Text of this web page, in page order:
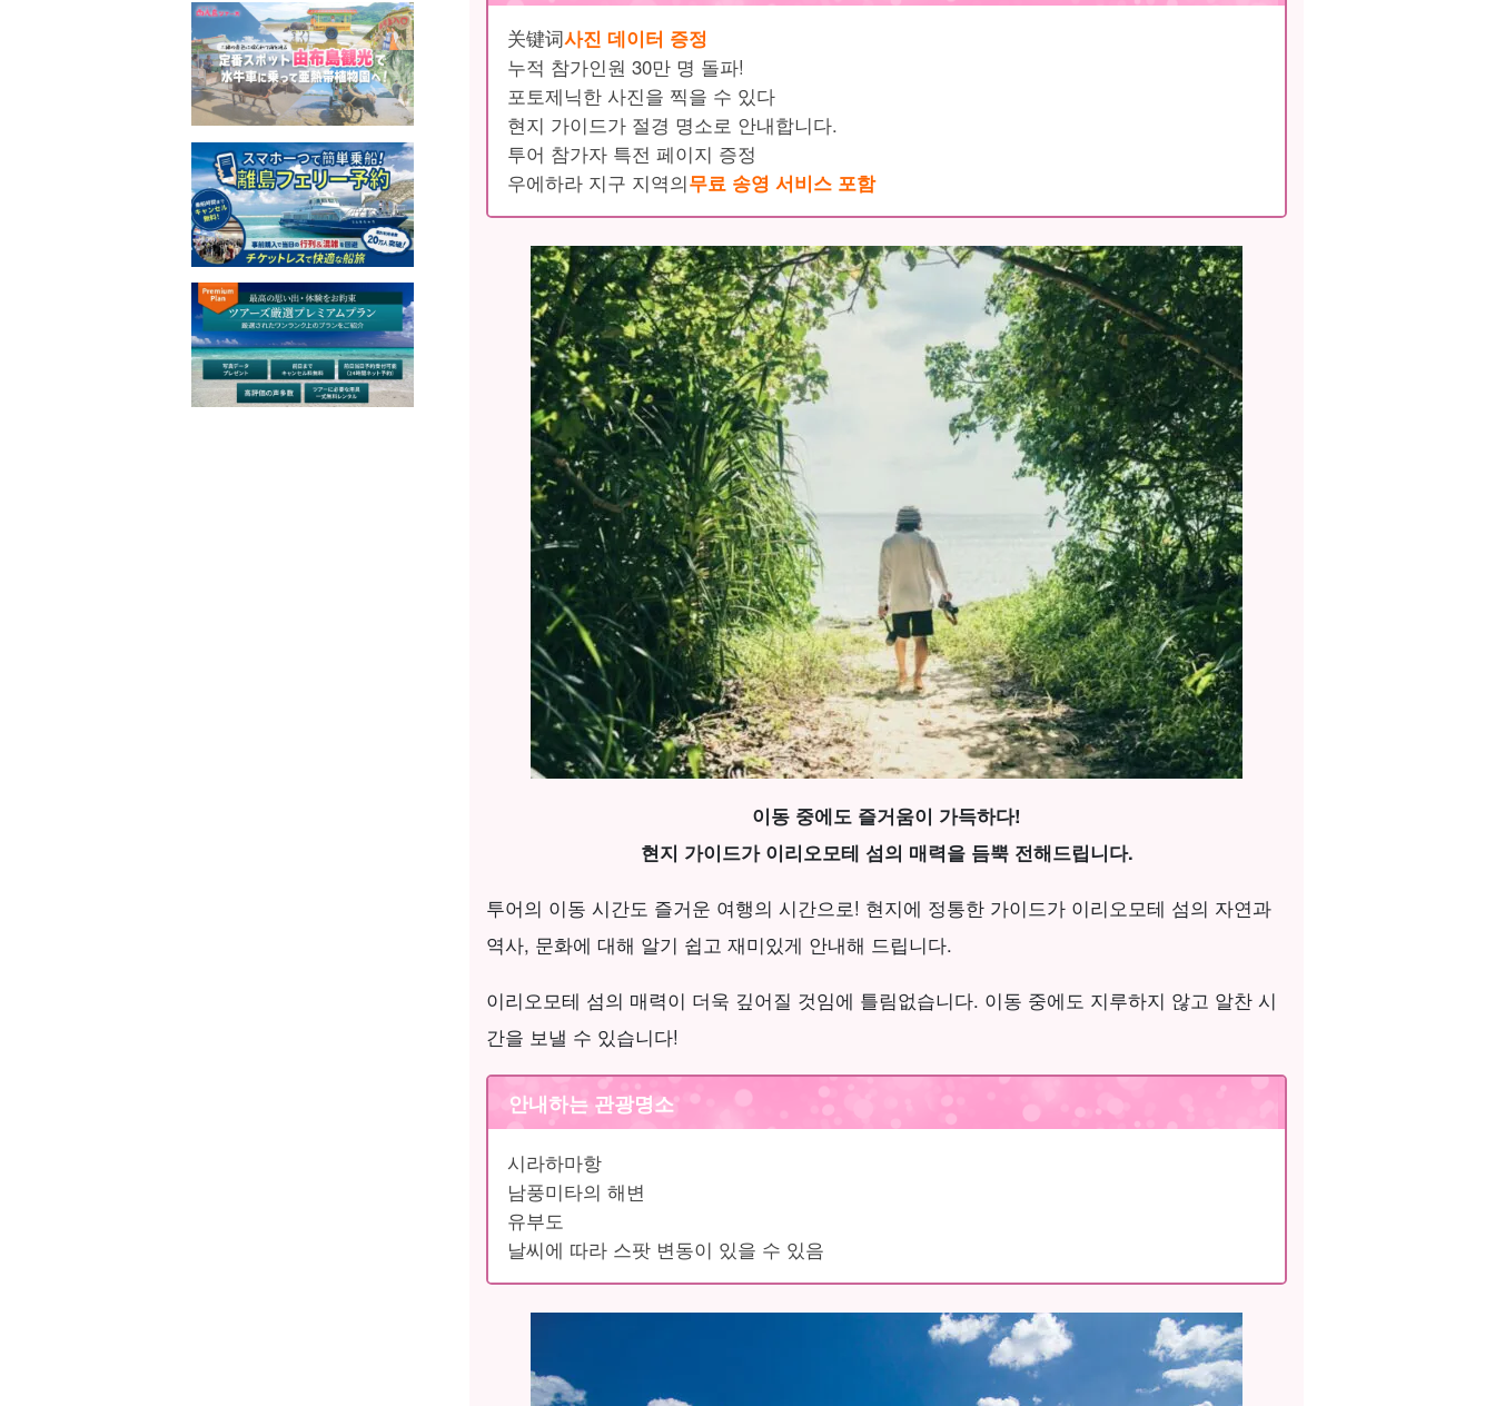
关键词사진 데이터 증정
누적 참가인원 30만 명 돌파!
포토제닉한 사진을 찍을 수 있다
현지 가이드가 절경 명소로 안내합니다.
투어 참가자 특전 페이지 증정
우에하라 지구 지역의무료 송영 서비스 포함
이동 중에도 즐거움이 가득하다!
현지 가이드가 이리오모테 섬의 매력을 듬뿍 전해드립니다.
투어의 이동 시간도 즐거운 여행의 시간으로! 현지에 정통한 가이드가 이리오모테 섬의 자연과
역사, 문화에 대해 알기 쉽고 재미있게 안내해 드립니다.
이리오모테 섬의 매력이 더욱 깊어질 것임에 틀림없습니다. 이동 중에도 지루하지 않고 알찬 시
간을 보낼 수 있습니다!
안내하는 관광명소
시라하마항
남풍미타의 해변
유부도
날씨에 따라 스팟 변동이 있을 수 있음